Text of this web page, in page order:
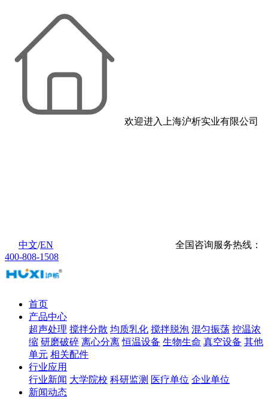
欢迎进入上海沪析实业有限公司
中文/EN
全国咨询服务热线：
400-808-1508
首页
产品中心
超声处理 搅拌分散 均质乳化 搅拌脱泡 混匀振荡 控温浓
缩 研磨破碎 离心分离 恒温设备 生物生命 真空设备 其他
单元 相关配件
行业应用
行业新闻 大学院校 科研监测 医疗单位 企业单位
新闻动态